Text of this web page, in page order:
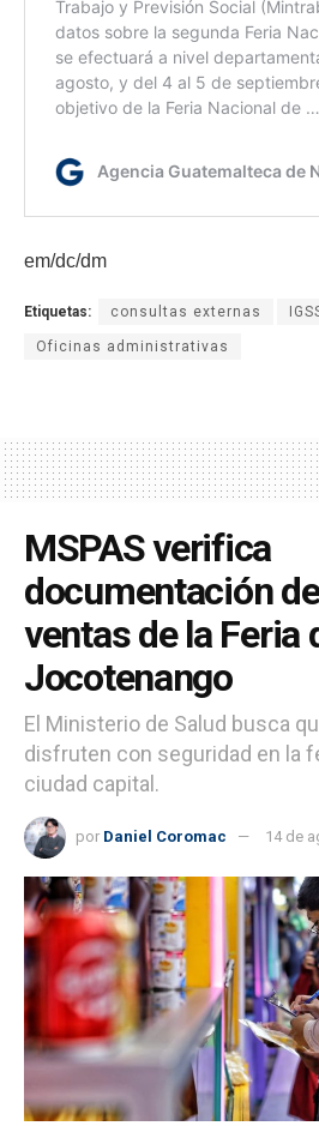
em/dc/dm
Etiquetas: consultas externas
Oficinas administrativas
MSPAS verifica
documentación
ventas de la Feria
Jocotenango
El Ministerio de Salud busca
disfruten con seguridad en la
ciudad capital.
por Daniel Coromac 14 de